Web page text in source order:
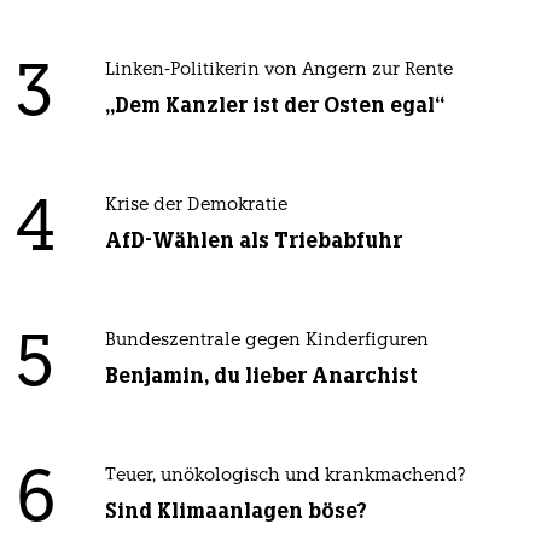
3 Linken-Politikerin von Angern zur Rente
„Dem Kanzler ist der Osten egal“
4 Krise der Demokratie
AfD-Wählen als Triebabfuhr
5 Bundeszentrale gegen Kinderfiguren
Benjamin, du lieber Anarchist
6 Teuer, unökologisch und krankmachend?
Sind Klimaanlagen böse?